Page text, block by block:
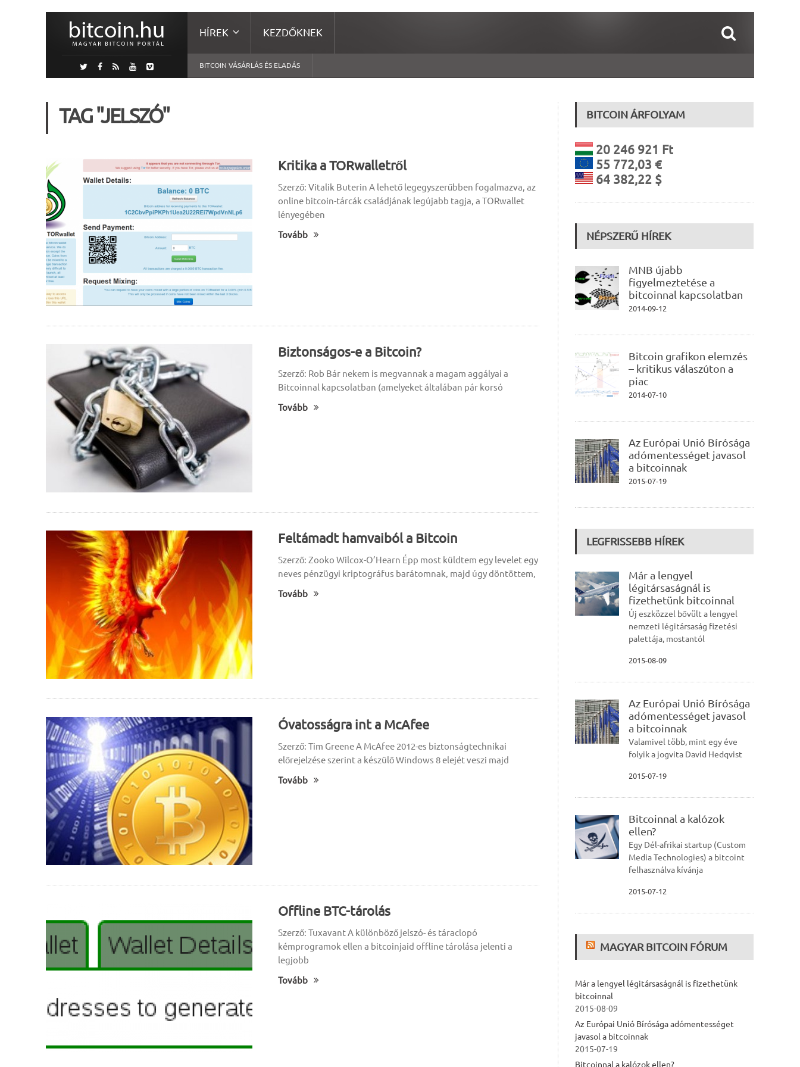
HÍREK KEZDŐKNEK
BITCOIN VÁSÁRLÁS ÉS ELADÁS
TAG "JELSZÓ"
Kritika a TORwalletről
Szerző: Vitalik Buterin A lehető legegyszerűbben fogalmazva, az
online bitcoin-tárcák családjának legújabb tagja, a TORwallet
lényegében
Tovább
Biztonságos-e a Bitcoin?
Szerző: Rob Bár nekem is megvannak a magam aggályai a
Bitcoinnal kapcsolatban (amelyeket általában pár korsó
Tovább
Feltámadt hamvaiból a Bitcoin
Szerző: Zooko Wilcox-O’Hearn Épp most küldtem egy levelet egy
neves pénzügyi kriptográfus barátomnak, majd úgy döntöttem,
Tovább
Óvatosságra int a McAfee
Szerző: Tim Greene A McAfee 2012-es biztonságtechnikai
előrejelzése szerint a készülő Windows 8 elejét veszi majd
Tovább
Offline BTC-tárolás
Szerző: Tuxavant A különböző jelszó- és táraclopó
kémprogramok ellen a bitcoinjaid offline tárolása jelenti a
legjobb
Tovább
BITCOIN ÁRFOLYAM
20 246 921 Ft
55 772,03 €
64 382,22 $
NÉPSZERŰ HÍREK
MNB újabb
figyelmeztetése a
bitcoinnal kapcsolatban
2014-09-12
Bitcoin grafikon elemzés
– kritikus válaszúton a
piac
2014-07-10
Az Európai Unió Bírósága
adómentességet javasol
a bitcoinnak
2015-07-19
LEGFRISSEBB HÍREK
Már a lengyel
légitársaságnál is
fizethetünk bitcoinnal
Új eszközzel bővült a lengyel
nemzeti légitársaság fizetési
palettája, mostantól
2015-08-09
Az Európai Unió Bírósága
adómentességet javasol
a bitcoinnak
Valamivel több, mint egy éve
folyik a jogvita David Hedqvist
2015-07-19
Bitcoinnal a kalózok
ellen?
Egy Dél-afrikai startup (Custom
Media Technologies) a bitcoint
felhasználva kívánja
2015-07-12
MAGYAR BITCOIN FÓRUM
Már a lengyel légitársaságnál is fizethetünk
bitcoinnal
2015-08-09
Az Európai Unió Bírósága adómentességet
javasol a bitcoinnak
2015-07-19
Bitcoinnal a kalózok ellen?